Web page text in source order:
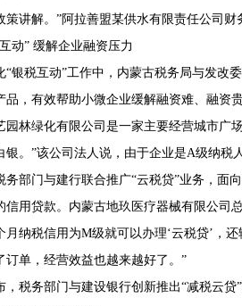
策讲解。”阿拉善盟某供水有限责任公司财
动” 缓解企业融资压力
“银税互动”工作中，内蒙古税务局与发改
品，有效帮助小微企业缓解融资难、融资贵
园林绿化有限公司是一家主要经营城市广
银。”该公司法人说，由于企业是A级纳税
务部门与建行联合推广“云税贷”业务，面
信用贷款。内蒙古地玖医疗器械有限公司
月纳税信用为M级就可以办理‘云税贷’，
订单，经营效益也越来越好了。”
，税务部门与建设银行创新推出“减税云